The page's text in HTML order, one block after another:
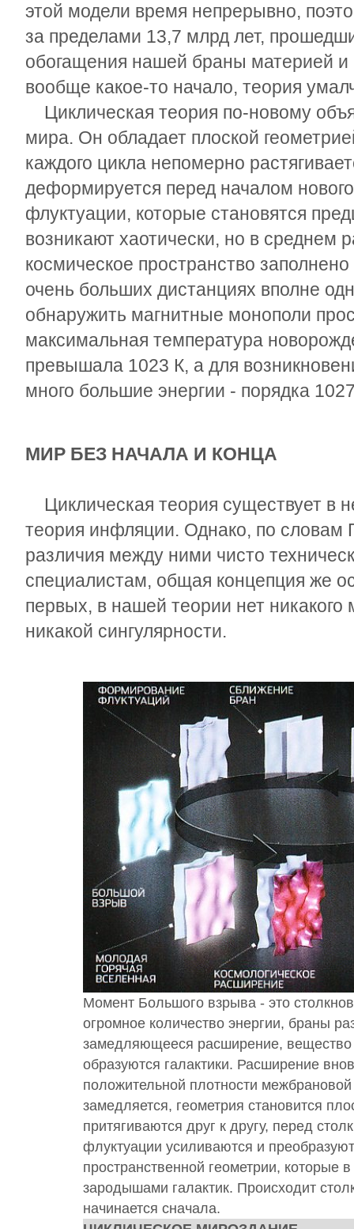
этой модели время непрерывно,
за пределами 13,7 млрд лет,
обогащения нашей браны материей
вообще какое-то начало, теория
Циклическая теория по-новому
мира. Он обладает плоской
каждого цикла непомерно
деформируется перед началом
флуктуации, которые становятся
возникают хаотически, но в среднем
космическое пространство
очень больших дистанциях вполне
обнаружить магнитные монополи
максимальная температура
превышала 1023 К, а для
много большие энергии - порядка 10
МИР БЕЗ НАЧАЛА И КОНЦА
Циклическая теория существует в
теория инфляции. Однако, по словам
различия между ними чисто
специалистам, общая концепция же
первых, в нашей теории нет
никакой сингулярности.
Момент Большого взрыва - это
огромное количество энергии, браны
замедляющееся расширение, вещество
образуются галактики. Расширение
положительной плотности межбрановой
замедляется, геометрия становится
притягиваются друг к другу, перед
флуктуации усиливаются и
пространственной геометрии, которые
зародышами галактик. Происходит
начинается сначала.